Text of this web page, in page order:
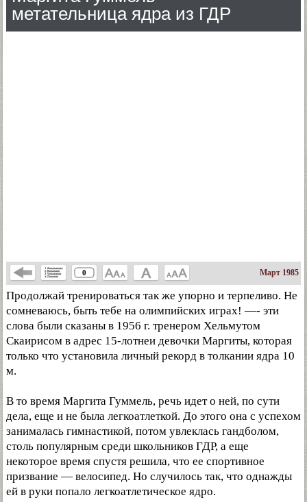
метательница ядра из ГДР
0 Март 1985
Продолжай тренироваться так же упорно и терпеливо. Не
сомневаюсь, быть тебе на олимпийских играх! —- эти
слова были сказаны в 1956 г. тренером Хельмутом
Скаирисом в адрес 15-лотнеи девочки Маргиты, которая
только что установила личный рекорд в толкании ядра 10
м.
В то время Маргита Гуммель, речь идет о ней, по сути
дела, еще и не была легкоатлеткой. До этого она с успехом
занималась гимнастикой, потом увлеклась гандболом,
столь популярным среди школьников ГДР, а еще
некоторое время спустя решила, что ее спортивное
призвание — велосипед. Но случилось так, что однажды
ей в руки попало легкоатлетическое ядро.